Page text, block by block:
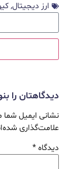
ارز دیجیتال,
دیدگاهتان را
نشانی ایمیل
علامت‌گذاری
دیدگاه*